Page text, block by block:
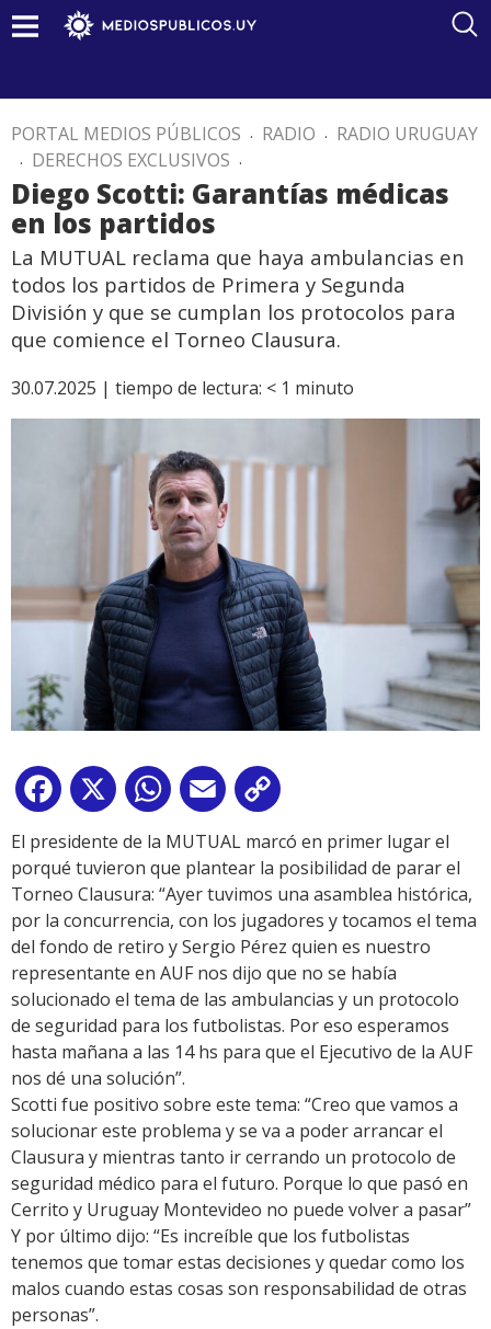
PORTAL MEDIOS PÚBLICOS . RADIO . RADIO URUGUAY
. DERECHOS EXCLUSIVOS .
Diego Scotti: Garantías médicas
en los partidos
La MUTUAL reclama que haya ambulancias en
todos los partidos de Primera y Segunda
División y que se cumplan los protocolos para
que comience el Torneo Clausura.
30.07.2025 | tiempo de lectura: < 1 minuto
Facebook
X WhatsApp
Email
Link
El presidente de la MUTUAL marcó en primer lugar el
porqué tuvieron que plantear la posibilidad de parar el
Torneo Clausura: “Ayer tuvimos una asamblea histórica,
por la concurrencia, con los jugadores y tocamos el tema
del fondo de retiro y Sergio Pérez quien es nuestro
representante en AUF nos dijo que no se había
solucionado el tema de las ambulancias y un protocolo
de seguridad para los futbolistas. Por eso esperamos
hasta mañana a las 14 hs para que el Ejecutivo de la AUF
nos dé una solución”.
Scotti fue positivo sobre este tema: “Creo que vamos a
solucionar este problema y se va a poder arrancar el
Clausura y mientras tanto ir cerrando un protocolo de
seguridad médico para el futuro. Porque lo que pasó en
Cerrito y Uruguay Montevideo no puede volver a pasar”
Y por último dijo: “Es increíble que los futbolistas
tenemos que tomar estas decisiones y quedar como los
malos cuando estas cosas son responsabilidad de otras
personas”.